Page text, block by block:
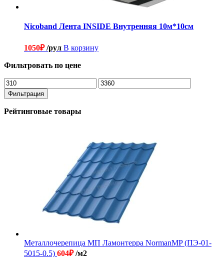
Nicoband Лента INSIDE Внутренняя 10м*10см
1050₽/рул В корзину
Фильтровать по цене
Минимальная
цена
Максимальная
цена
Фильтрация
Рейтинговые товары
Металлочерепица МП Ламонтерра NormanMP (ПЭ-01-
5015-0.5) 604₽/м2